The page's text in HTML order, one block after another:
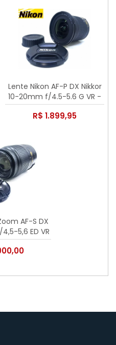
Lente Nikon AF-P DX Nikkor
10-20mm f/4.5-5.6 G VR -
Seminova
R$ 1.899,95
AF-S DX
5,6 ED VR